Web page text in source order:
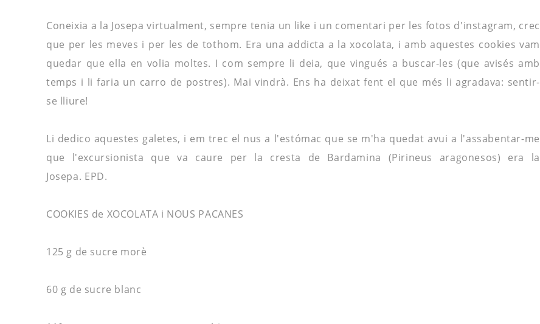
Coneixia a la Josepa virtualment, sempre tenia un like i un comentari per les fotos d'instagram, crec
que per les meves i per les de tothom. Era una addicta a la xocolata, i amb aquestes cookies vam
quedar que ella en volia moltes. I com sempre li deia, que vingués a buscar-les (que avisés amb
temps i li faria un carro de postres). Mai vindrà. Ens ha deixat fent el que més li agradava: sentir-
se lliure!
Li dedico aquestes galetes, i em trec el nus a l'estómac que se m'ha quedat avui a l'assabentar-me
que l'excursionista que va caure per la cresta de Bardamina (Pirineus aragonesos) era la
Josepa. EPD.
COOKIES de XOCOLATA i NOUS PACANES
125 g de sucre morè
60 g de sucre blanc